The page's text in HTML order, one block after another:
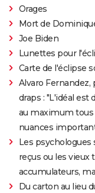
Orages
Mort de
Joe Biden
Lunettes pour
Carte de l'éclipse
Alvaro Fernandez,
draps : "L'idéal est
au maximum tous
nuances
Les psychologues
reçus ou les vieux
accumulateurs,
Du carton au lieu